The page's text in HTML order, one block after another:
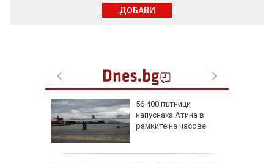
56 400 пътници
напуснаха Атина в
рамките на часове
ДОБАВИ